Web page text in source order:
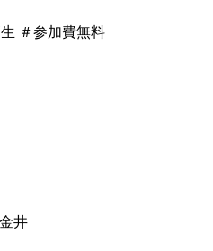
＃参加費無料
井